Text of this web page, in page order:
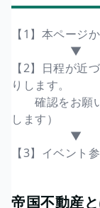
【1】本ページ
▼
【2】日程が近
りします。
確認をお願い
します）
▼
【3】イベント
帝国不動産